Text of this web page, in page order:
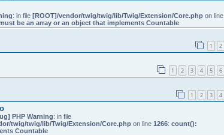
: in file [ROOT]/vendor/twig/twig/lib/Twig/Extension/Core.phpon line
be an array or an object that implements Countable
1 2
1 2 3 4 5 6
1 2 3 4
PHP Warning: in file
twig/twig/lib/Twig/Extension/Core.phpon line 1266: count():
Countable